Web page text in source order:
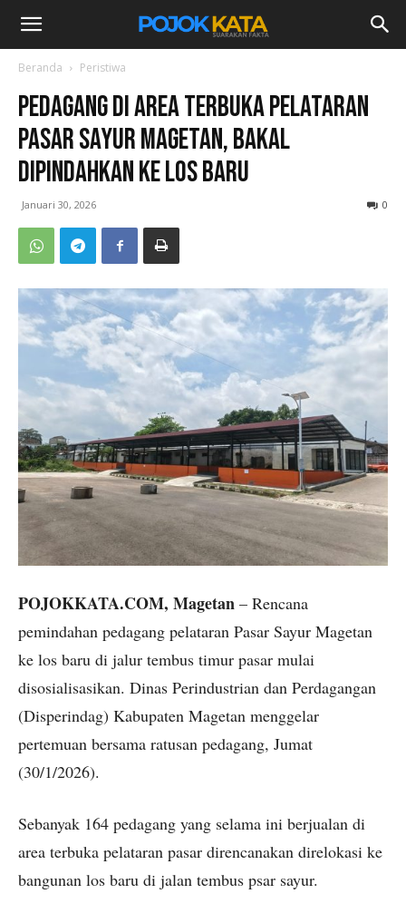
Beranda Peristiwa
Pedagang di Area terbuka Pelataran
Pasar Sayur Magetan, Bakal
Dipindahkan ke Los Baru
Januari 30, 2026 0
POJOKKATA.COM, Magetan – Rencana
pemindahan pedagang pelataran Pasar Sayur Magetan
ke los baru di jalur tembus timur pasar mulai
disosialisasikan. Dinas Perindustrian dan Perdagangan
(Disperindag) Kabupaten Magetan menggelar
pertemuan bersama ratusan pedagang, Jumat
(30/1/2026).
Sebanyak 164 pedagang yang selama ini berjualan di
area terbuka pelataran pasar direncanakan direlokasi ke
bangunan los baru di jalan tembus psar sayur.